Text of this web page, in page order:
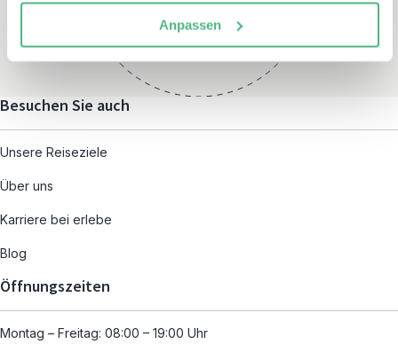
Anpassen
und nach individueller
Terminvereinbarung
Besuchen Sie auch
Unsere Reiseziele
Über uns
Karriere bei erlebe
Blog
Öffnungszeiten
Montag – Freitag: 08:00 – 19:00 Uhr